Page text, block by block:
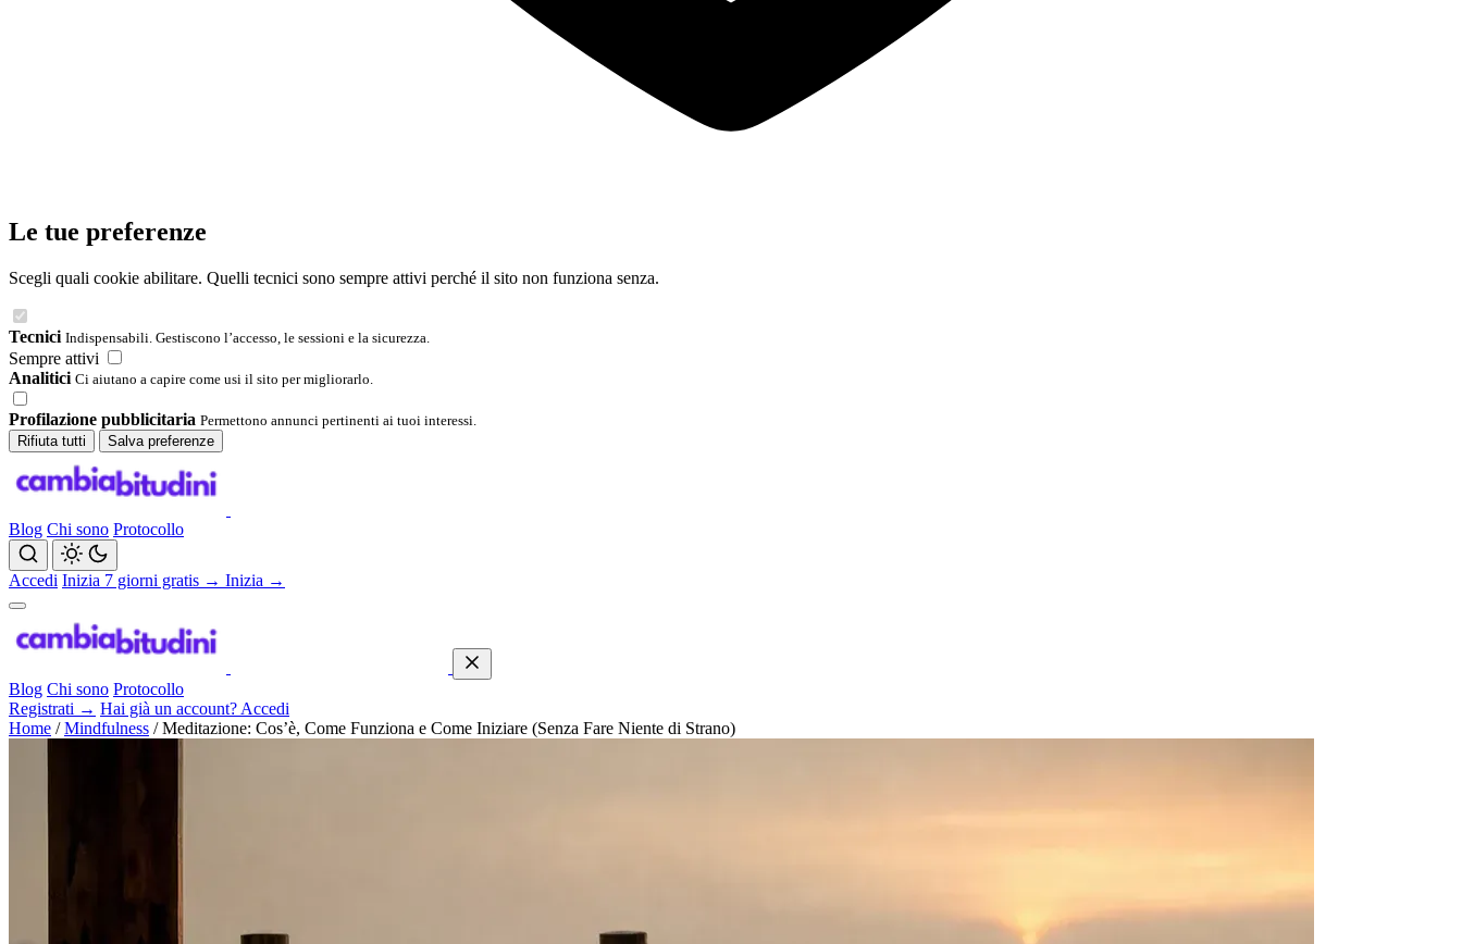
Le tue preferenze
Scegli quali cookie abilitare. Quelli tecnici sono sempre attivi perché il sito non funziona senza.
Tecnici Indispensabili. Gestiscono l’accesso, le sessioni e la sicurezza.
Sempre attivi
Analitici Ci aiutano a capire come usi il sito per migliorarlo.
Profilazione pubblicitaria Permettono annunci pertinenti ai tuoi interessi.
Rifiuta tutti
Salva preferenze
Blog Chi sono Protocollo
Accedi Inizia 7 giorni gratis → Inizia →
Blog Chi sono Protocollo
Registrati → Hai già un account? Accedi
Home / Mindfulness / Meditazione: Cos’è, Come Funziona e Come Iniziare (Senza Fare Niente di Strano)